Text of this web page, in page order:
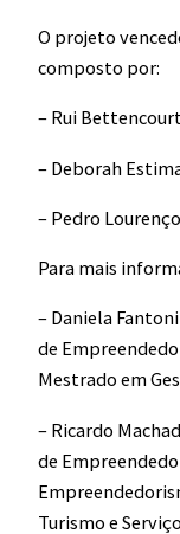
O projeto
composto por:
– Rui
– Deborah
– Pedro
Para mais
– Daniela
de
Mestrado em
– Ricardo
de
Turismo e